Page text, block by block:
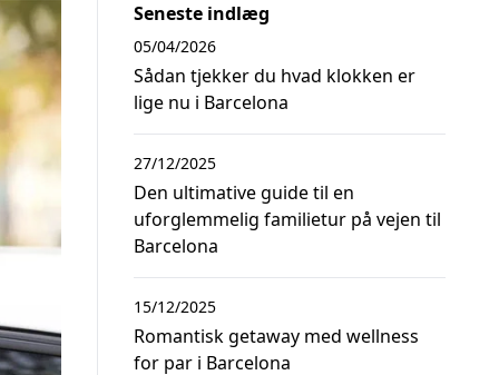
Seneste indlæg
Sådan tjekker du hvad klokken er
lige nu i Barcelona
05/04/2026
Den ultimative guide til en
uforglemmelig familietur på vejen til
Barcelona
27/12/2025
Romantisk getaway med wellness
for par i Barcelona
15/12/2025